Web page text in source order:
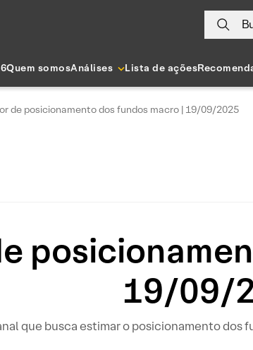
Quem somosAnálises Lista de ações
de posicionamento dos fundos macro | 19/09/2025
19/09/
que busca estimar o posicionamento dos